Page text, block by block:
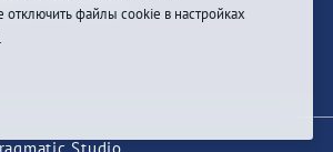
отключить файлы cookie в настройках